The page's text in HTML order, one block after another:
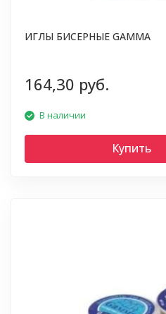
ИГЛЫ БИСЕРНЫЕ GAMMA
164,30 руб.
В наличии
Купить